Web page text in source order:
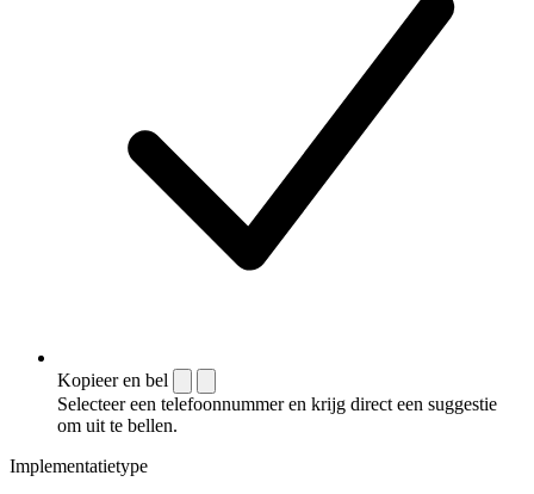
Kopieer en bel
Selecteer een telefoonnummer en krijg direct een suggestie
om uit te bellen.
Implementatietype